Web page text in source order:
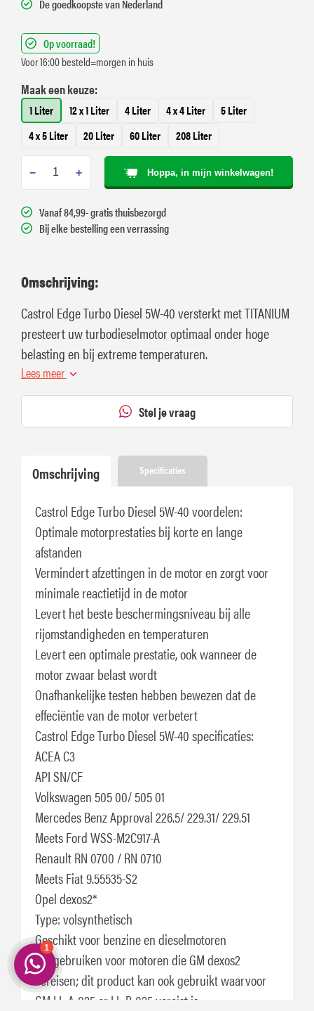
De goedkoopste van Nederland
Op voorraad!
Voor 16:00 besteld=morgen in huis
Maak een keuze:
1 Liter 12 x 1 Liter 4 Liter 4 x 4 Liter
5 Liter
4 x 5 Liter
20 Liter 60 Liter 208 Liter
− + Hoppa, in mijn winkelwagen!
Vanaf 84,99- gratis thuisbezorgd
Bij elke bestelling een verrassing
Omschrijving:
Castrol Edge Turbo Diesel 5W-40 versterkt met TITANIUM
presteert uw turbodieselmotor optimaal onder hoge
belasting en bij extreme temperaturen.
Lees meer
Stel je vraag
Omschrijving Specificaties
Castrol Edge Turbo Diesel 5W-40 voordelen:
Optimale motorprestaties bij korte en lange
afstanden
Vermindert afzettingen in de motor en zorgt voor
minimale reactietijd in de motor
Levert het beste beschermingsniveau bij alle
rijomstandigheden en temperaturen
Levert een optimale prestatie, ook wanneer de
motor zwaar belast wordt
Onafhankelijke testen hebben bewezen dat de
effeciëntie van de motor verbetert
Castrol Edge Turbo Diesel 5W-40 specificaties:
ACEA C3
API SN/CF
Volkswagen 505 00/ 505 01
Mercedes Benz Approval 226.5/ 229.31/ 229.51
Meets Ford WSS-M2C917-A
Renault RN 0700 / RN 0710
Meets Fiat 9.55535-S2
Opel dexos2*
Type: volsynthetisch
Geschikt voor benzine en dieselmotoren
*Te gebruiken voor motoren die GM dexos2
vereisen; dit product kan ook gebruikt waarvoor
GM LL-A-025 or LL-B-025 vereist is.